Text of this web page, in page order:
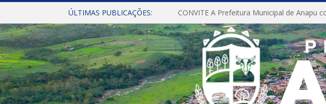
ÚLTIMAS PUBLICAÇÕES: